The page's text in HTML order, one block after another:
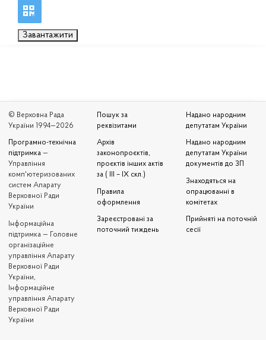
Завантажити
© Верховна Рада
України 1994—2026
Програмно-технічна
підтримка —
Управління
комп'ютеризованих
систем Апарату
Верховної Ради
України
Iнформаційна
підтримка — Головне
організаційне
управління Апарату
Верховної Ради
України,
Інформаційне
управління Апарату
Верховної Ради
України
Пошук за
реквізитами
Архів
законопроєктів,
проєктів інших актів
за ( III – IX скл.)
Правила
оформлення
Зареєстровані за
поточний тиждень
Надано народним
депутатам України
Надано народним
депутатам України
документів до ЗП
Знаходяться на
опрацюванні в
комітетах
Прийняті на поточній
сесії